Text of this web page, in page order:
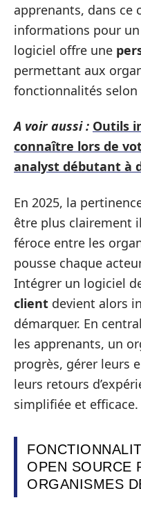
apprenants, dans ce
informations pour
logiciel offre une
permettant aux
fonctionnalités selon
A voir aussi : Outils
connaître lors de
analyst débutant à
En 2025, la
être plus clairement
féroce entre les
pousse chaque
Intégrer un logiciel
client devient alors
démarquer. En
les apprenants, un
progrès, gérer leurs
leurs retours
simplifiée et efficace.
OPEN SOURCE
ORGANISMES